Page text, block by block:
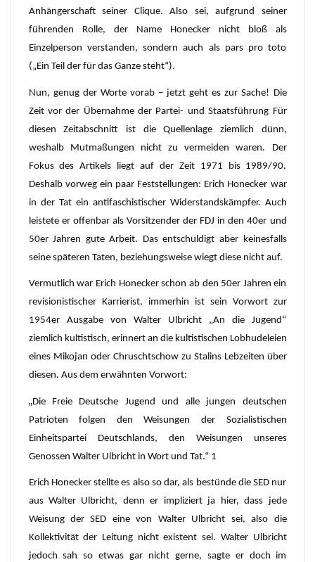
Anhängerschaft seiner Clique. Also sei, aufgrund seiner
führenden Rolle, der Name Honecker nicht bloß als
Einzelperson verstanden, sondern auch als pars pro toto
(„Ein Teil der für das Ganze steht“).
Nun, genug der Worte vorab – jetzt geht es zur Sache! Die
Zeit vor der Übernahme der Partei- und Staatsführung Für
diesen Zeitabschnitt ist die Quellenlage ziemlich dünn,
weshalb Mutmaßungen nicht zu vermeiden waren. Der
Fokus des Artikels liegt auf der Zeit 1971 bis 1989/90.
Deshalb vorweg ein paar Feststellungen: Erich Honecker war
in der Tat ein antifaschistischer Widerstandskämpfer. Auch
leistete er offenbar als Vorsitzender der FDJ in den 40er und
50er Jahren gute Arbeit. Das entschuldigt aber keinesfalls
seine späteren Taten, beziehungsweise wiegt diese nicht auf.
Vermutlich war Erich Honecker schon ab den 50er Jahren ein
revisionistischer Karrierist, immerhin ist sein Vorwort zur
1954er Ausgabe von Walter Ulbricht „An die Jugend“
ziemlich kultistisch, erinnert an die kultistischen Lobhudeleien
eines Mikojan oder Chruschtschow zu Stalins Lebzeiten über
diesen. Aus dem erwähnten Vorwort:
„Die Freie Deutsche Jugend und alle jungen deutschen
Patrioten folgen den Weisungen der Sozialistischen
Einheitspartei Deutschlands, den Weisungen unseres
Genossen Walter Ulbricht in Wort und Tat.“ 1
Erich Honecker stellte es also so dar, als bestünde die SED nur
aus Walter Ulbricht, denn er impliziert ja hier, dass jede
Weisung der SED eine von Walter Ulbricht sei, also die
Kollektivität der Leitung nicht existent sei. Walter Ulbricht
jedoch sah so etwas gar nicht gerne, sagte er doch im